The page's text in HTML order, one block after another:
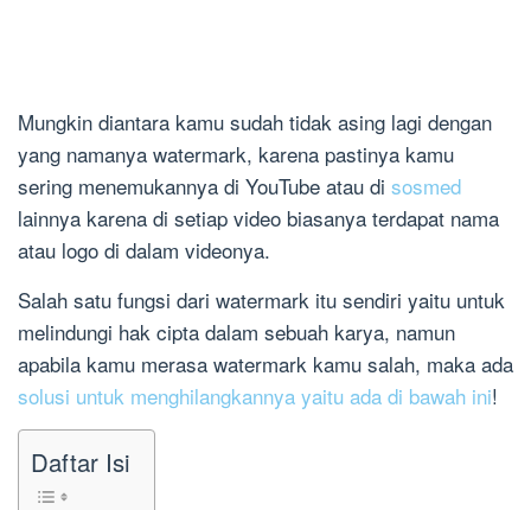
Mungkin diantara kamu sudah tidak asing lagi dengan
yang namanya watermark, karena pastinya kamu
sering menemukannya di YouTube atau di sosmed
lainnya karena di setiap video biasanya terdapat nama
atau logo di dalam videonya.
Salah satu fungsi dari watermark itu sendiri yaitu untuk
melindungi hak cipta dalam sebuah karya, namun
apabila kamu merasa watermark kamu salah, maka ada
solusi untuk menghilangkannya yaitu ada di bawah ini!
Daftar Isi